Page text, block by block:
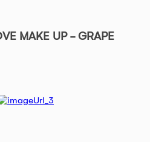
MAKE UP - GRAPE